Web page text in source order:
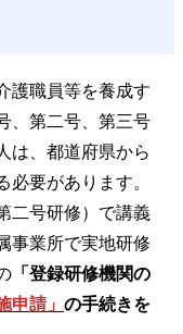
護職員等を養成す
、第二号、第三号
は、都道府県から
必要があります。
二号研修）で講義
事業所で実地研修
「登録研修機関の
申請」 の手続きを